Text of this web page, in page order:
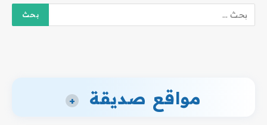
مواقع صديقة +